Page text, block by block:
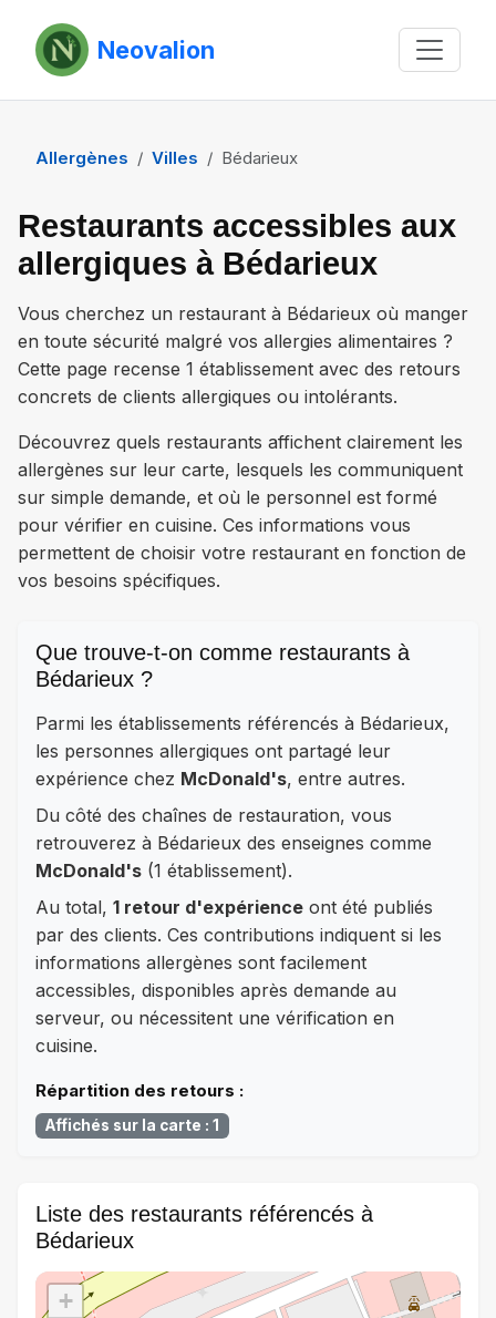
Neovalion
Allergènes Villes Bédarieux
Restaurants accessibles aux
allergiques à Bédarieux
Vous cherchez un restaurant à Bédarieux où manger
en toute sécurité malgré vos allergies alimentaires ?
Cette page recense 1 établissement avec des retours
concrets de clients allergiques ou intolérants.
Découvrez quels restaurants affichent clairement les
allergènes sur leur carte, lesquels les communiquent
sur simple demande, et où le personnel est formé
pour vérifier en cuisine. Ces informations vous
permettent de choisir votre restaurant en fonction de
vos besoins spécifiques.
Que trouve-t-on comme restaurants à
Bédarieux ?
Parmi les établissements référencés à Bédarieux,
les personnes allergiques ont partagé leur
expérience chez McDonald's, entre autres.
Du côté des chaînes de restauration, vous
retrouverez à Bédarieux des enseignes comme
McDonald's (1 établissement).
Au total, 1 retour d'expérience ont été publiés
par des clients. Ces contributions indiquent si les
informations allergènes sont facilement
accessibles, disponibles après demande au
serveur, ou nécessitent une vérification en
cuisine.
Répartition des retours :
Affichés sur la carte : 1
Liste des restaurants référencés à
Bédarieux
+